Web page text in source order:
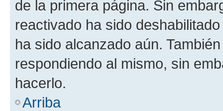
de la primera página. Sin
reactivado ha sido
ha sido alcanzado aún.
respondiendo al mismo, sin
hacerlo.
Arriba